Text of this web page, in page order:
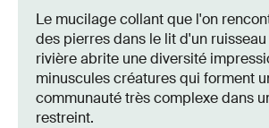
Le mucilage collant que l'on
des pierres dans le lit d'un
rivière abrite une diversité
minuscules créatures qui forment
communauté très complexe dans
restreint.